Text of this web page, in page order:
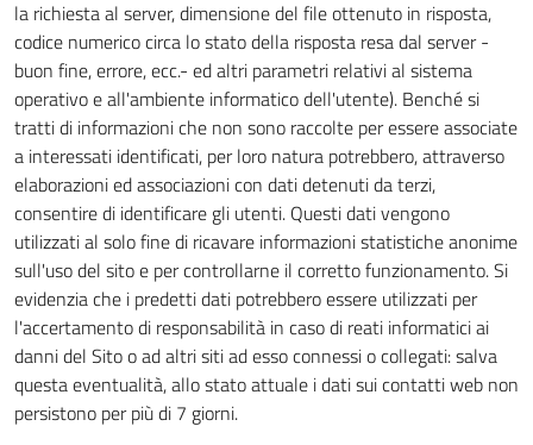
la richiesta al server, dimensione del file ottenuto in risposta,
codice numerico circa lo stato della risposta resa dal server -
buon fine, errore, ecc.- ed altri parametri relativi al sistema
operativo e all'ambiente informatico dell'utente). Benché si
tratti di informazioni che non sono raccolte per essere associate
a interessati identificati, per loro natura potrebbero, attraverso
elaborazioni ed associazioni con dati detenuti da terzi,
consentire di identificare gli utenti. Questi dati vengono
utilizzati al solo fine di ricavare informazioni statistiche anonime
sull'uso del sito e per controllarne il corretto funzionamento. Si
evidenzia che i predetti dati potrebbero essere utilizzati per
l'accertamento di responsabilità in caso di reati informatici ai
danni del Sito o ad altri siti ad esso connessi o collegati: salva
questa eventualità, allo stato attuale i dati sui contatti web non
persistono per più di 7 giorni.